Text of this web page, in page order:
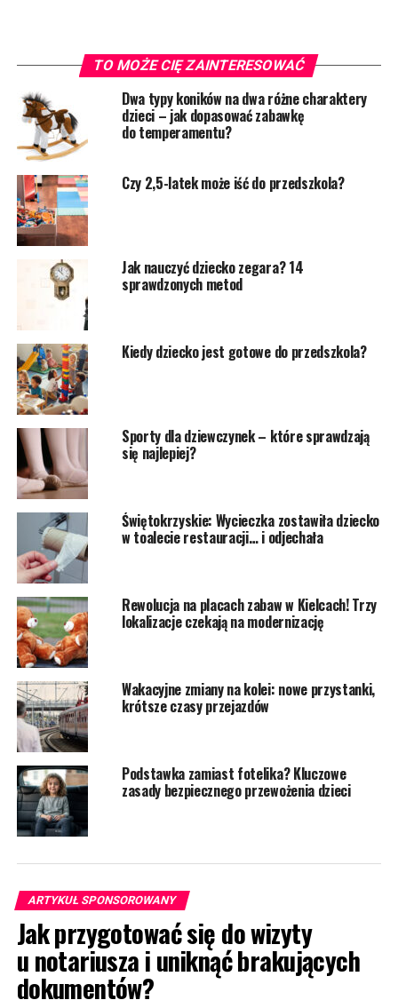
TO MOŻE CIĘ ZAINTERESOWAĆ
Dwa typy koników na dwa różne charaktery
dzieci – jak dopasować zabawkę
do temperamentu?
Czy 2,5-latek może iść do przedszkola?
Jak nauczyć dziecko zegara? 14
sprawdzonych metod
Kiedy dziecko jest gotowe do przedszkola?
Sporty dla dziewczynek – które sprawdzają
się najlepiej?
Świętokrzyskie: Wycieczka zostawiła dziecko
w toalecie restauracji… i odjechała
Rewolucja na placach zabaw w Kielcach! Trzy
lokalizacje czekają na modernizację
Wakacyjne zmiany na kolei: nowe przystanki,
krótsze czasy przejazdów
Podstawka zamiast fotelika? Kluczowe
zasady bezpiecznego przewożenia dzieci
ARTYKUŁ SPONSOROWANY
Jak przygotować się do wizyty
u notariusza i uniknąć brakujących
dokumentów?